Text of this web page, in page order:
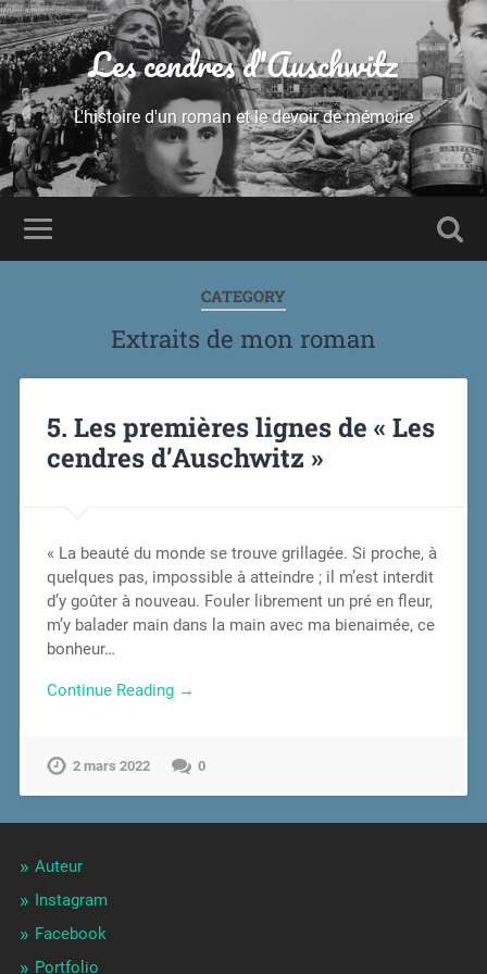
Les cendres d'Auschwitz
L'histoire d'un roman et le devoir de mémoire
CATEGORY
Extraits de mon roman
5. Les premières lignes de « Les
cendres d’Auschwitz »
« La beauté du monde se trouve grillagée. Si proche, à
quelques pas, impossible à atteindre ; il m’est interdit
d’y goûter à nouveau. Fouler librement un pré en fleur,
m’y balader main dans la main avec ma bienaimée, ce
bonheur…
Continue Reading →
2 mars 2022 0
Auteur
Instagram
Facebook
Portfolio